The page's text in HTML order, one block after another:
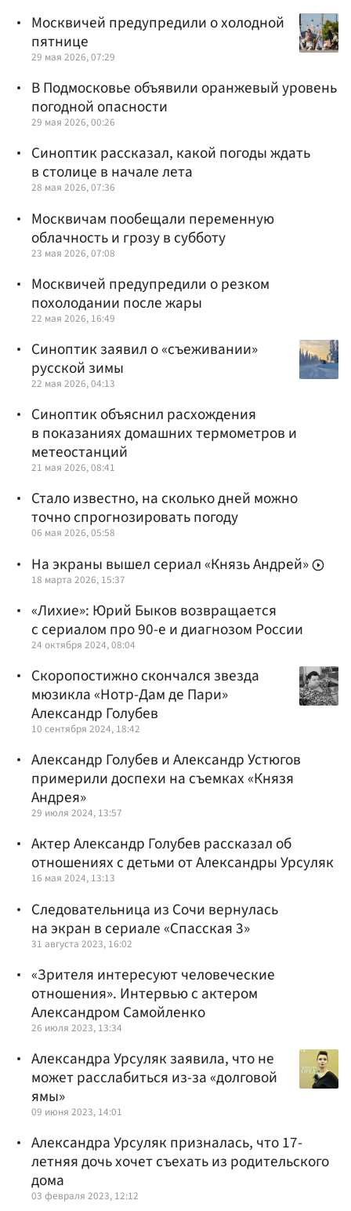
Москвичей предупредили о холодной
пятнице
29 мая 2026, 07:29
В Подмосковье объявили оранжевый уровень
погодной опасности
29 мая 2026, 00:26
Синоптик рассказал, какой погоды ждать
в столице в начале лета
28 мая 2026, 07:36
Москвичам пообещали переменную
облачность и грозу в субботу
23 мая 2026, 07:08
Москвичей предупредили о резком
похолодании после жары
22 мая 2026, 16:49
Синоптик заявил о «съеживании»
русской зимы
22 мая 2026, 04:13
Синоптик объяснил расхождения
в показаниях домашних термометров и
метеостанций
21 мая 2026, 08:41
Стало известно, на сколько дней можно
точно спрогнозировать погоду
06 мая 2026, 05:58
На экраны вышел сериал «Князь Андрей»
18 марта 2026, 15:37
«Лихие»: Юрий Быков возвращается
с сериалом про 90-е и диагнозом России
24 октября 2024, 08:04
Скоропостижно скончался звезда
мюзикла «Нотр-Дам де Пари»
Александр Голубев
10 сентября 2024, 18:42
Александр Голубев и Александр Устюгов
примерили доспехи на съемках «Князя
Андрея»
29 июля 2024, 13:57
Актер Александр Голубев рассказал об
отношениях с детьми от Александры Урсуляк
16 мая 2024, 13:13
Следовательница из Сочи вернулась
на экран в сериале «Спасская 3»
31 августа 2023, 16:02
«Зрителя интересуют человеческие
отношения». Интервью с актером
Александром Самойленко
26 июля 2023, 13:34
Александра Урсуляк заявила, что не
может расслабиться из-за «долговой
ямы»
09 июня 2023, 14:01
Александра Урсуляк призналась, что 17-
летняя дочь хочет съехать из родительского
дома
03 февраля 2023, 12:12